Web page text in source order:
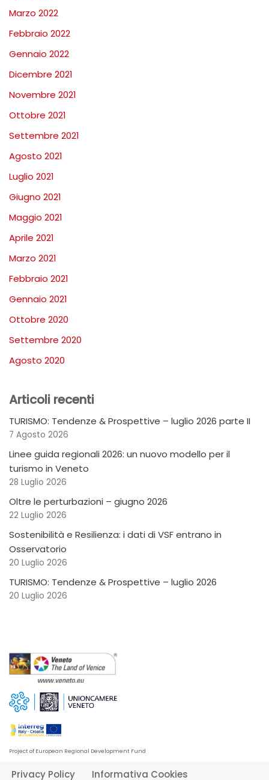
Marzo 2022
Febbraio 2022
Gennaio 2022
Dicembre 2021
Novembre 2021
Ottobre 2021
Settembre 2021
Agosto 2021
Luglio 2021
Giugno 2021
Maggio 2021
Aprile 2021
Marzo 2021
Febbraio 2021
Gennaio 2021
Ottobre 2020
Settembre 2020
Agosto 2020
Articoli recenti
TURISMO: Tendenze & Prospettive – luglio 2026 parte II
7 Agosto 2026
Linee guida regionali 2026: un nuovo modello per il
turismo in Veneto
28 Luglio 2026
Oltre le perturbazioni – giugno 2026
22 Luglio 2026
Sostenibilità e Resilienza: i dati di VSF entrano in
Osservatorio
20 Luglio 2026
TURISMO: Tendenze & Prospettive – luglio 2026
20 Luglio 2026
Project of European Regional Development Fund
Privacy Policy Informativa Cookies